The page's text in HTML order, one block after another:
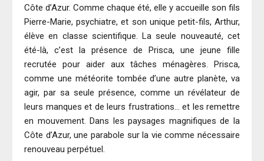
Côte d’Azur. Comme chaque été, elle y accueille son fils
Pierre-Marie, psychiatre, et son unique petit-fils, Arthur,
élève en classe scientifique. La seule nouveauté, cet
été-là, c’est la présence de Prisca, une jeune fille
recrutée pour aider aux tâches ménagères. Prisca,
comme une météorite tombée d’une autre planète, va
agir, par sa seule présence, comme un révélateur de
leurs manques et de leurs frustrations… et les remettre
en mouvement. Dans les paysages magnifiques de la
Côte d’Azur, une parabole sur la vie comme nécessaire
renouveau perpétuel.